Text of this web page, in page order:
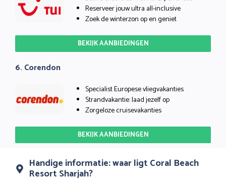
Reserveer jouw ultra all-inclusive
Zoek de winterzon op en geniet
BEKIJK AANBIEDINGEN
6. Corendon
Specialist Europese vliegvakanties
Strandvakantie: laad jezelf op
Zorgeloze cruisevakanties
BEKIJK AANBIEDINGEN
Handige informatie: waar ligt Coral Beach
Resort Sharjah?